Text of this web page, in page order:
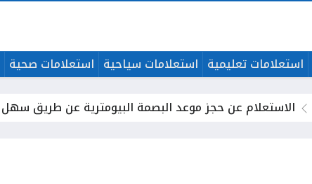
استعلامات تعليمية استعلامات سياحية استعلامات صحية
الاستعلام عن حجز موعد البصمة البيومترية عن طريق سهل